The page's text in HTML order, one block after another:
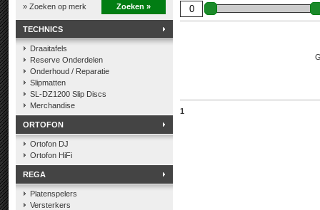
» Zoeken op merk Zoeken »
TECHNICS
Draaitafels
Reserve Onderdelen
Onderhoud / Reparatie
Slipmatten
SL-DZ1200 Slip Discs
Merchandise
ORTOFON
Ortofon DJ
Ortofon HiFi
REGA
Platenspelers
Versterkers
1